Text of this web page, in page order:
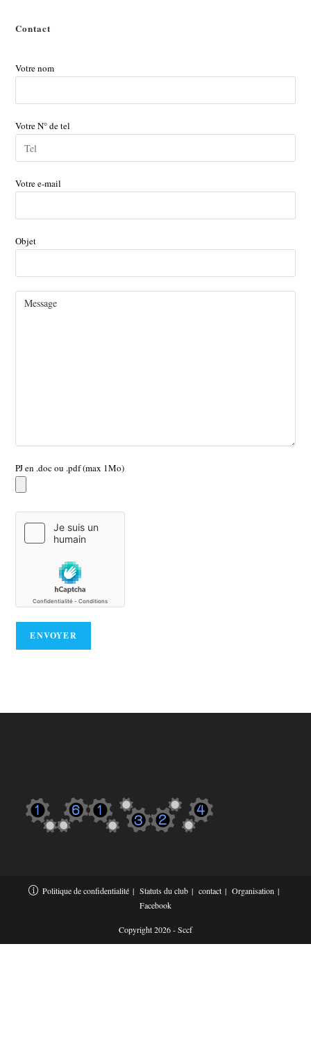
Contact
Votre nom
Votre N° de tel
Votre e-mail
Objet
PJ en .doc ou .pdf (max 1Mo)
Politique de confidentialité Statuts du club contact
Organisation
Facebook
Copyright 2026 - Sccf